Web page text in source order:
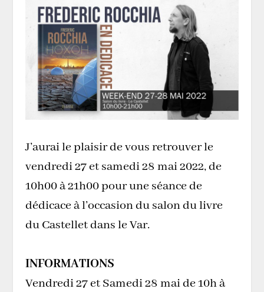
J’aurai le plaisir de vous retrouver le
vendredi 27 et samedi 28 mai 2022, de
10h00 à 21h00 pour une séance de
dédicace à l’occasion du salon du livre
du Castellet dans le Var.
INFORMATIONS
Vendredi 27 et Samedi 28 mai de 10h à